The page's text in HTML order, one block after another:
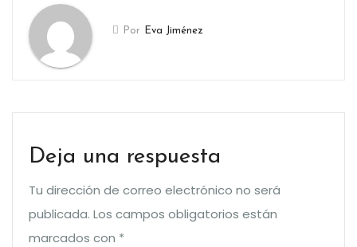
Por Eva Jiménez
Deja una respuesta
Tu dirección de correo electrónico no será
publicada. Los campos obligatorios están
marcados con *